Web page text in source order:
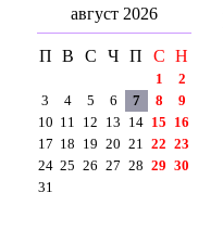
август 2026
П В С Ч П С Н
1
2
3
4 5 6 7 8
9
10 11 12 13 14 15 16
17 18 19 20 21 22 23
24 25 26 27 28 29 30
31